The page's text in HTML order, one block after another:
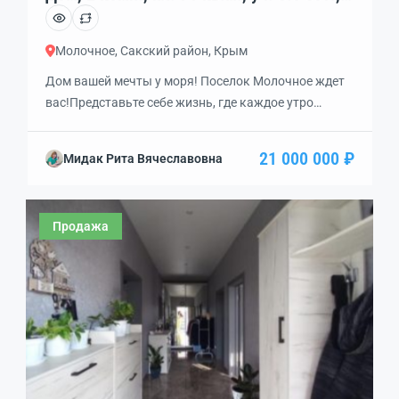
Молочное, Сакский район, Крым
Дом вашей мечты у моря! Поселок Молочное ждет
вас!Представьте себе жизнь, где каждое утро
прекрасным домом в живописном поселке
расположен в самом сердце поселка Молочное, в
шаговой доступности от всей необходимой
инфраструктуры и, конечно же, от […]
Мидак Рита Вячеславовна 21 000 000 ₽
Продажа